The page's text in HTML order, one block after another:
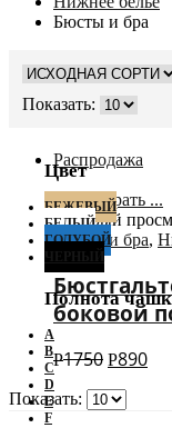
Бюсты и бра
Цвет
БЕЖЕВЫЙ
БЕЛЫЙ
ГОЛУБОЙ
Полнота
A
B
C
D
E
F
Показать:
Распродажа
Выбрать ...
Быстрый
Бюсты и бра,
боковой
Р1750 Р890
Показать: